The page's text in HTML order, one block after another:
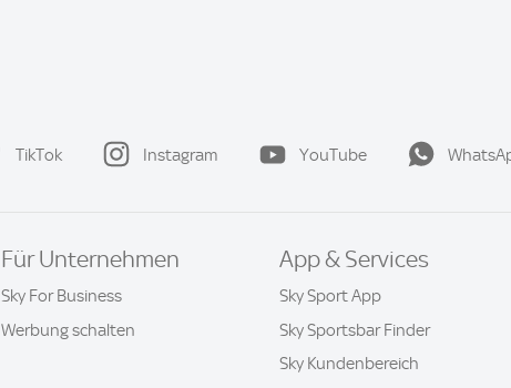
TikTok Instagram YouTube
Für Unternehmen
Sky For Business
Werbung schalten
App & Services
Sky Sport App
Sky Sportsbar Finder
Sky Kundenbereich